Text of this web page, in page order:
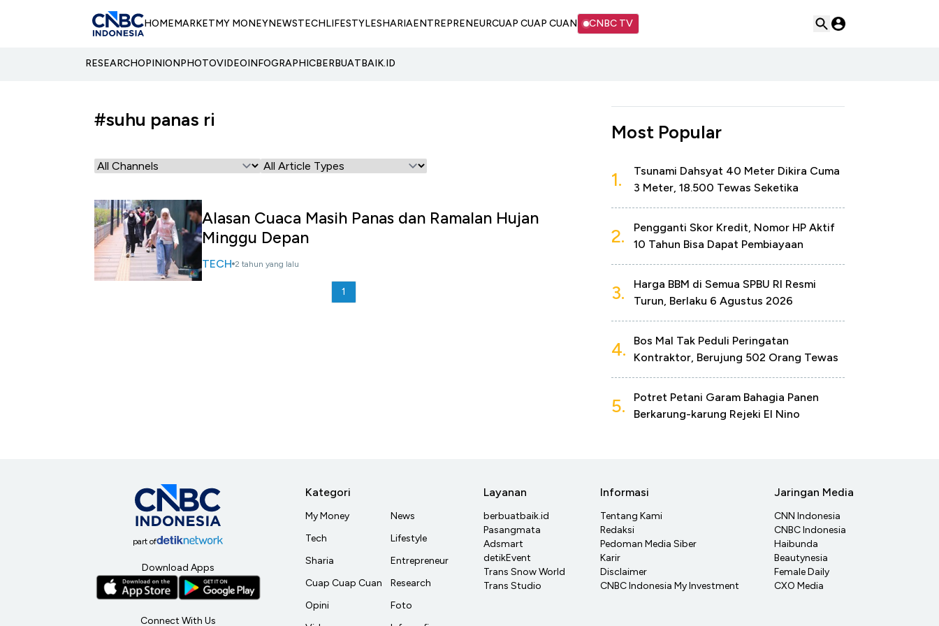
HOMEMARKETMY MONEYNEWSTECHLIFESTYLESHARIAENTREPRENEURCUAP CUAP CUAN CNBC TV
RESEARCHOPINIONPHOTOVIDEOINFOGRAPHICBERBUATBAIK.ID
#suhu panas ri
Alasan Cuaca Masih Panas dan Ramalan Hujan
Minggu Depan
TECH 2 tahun yang lalu
1
Most Popular
1.
Tsunami Dahsyat 40 Meter Dikira Cuma
3 Meter, 18.500 Tewas Seketika
2.
Pengganti Skor Kredit, Nomor HP Aktif
10 Tahun Bisa Dapat Pembiayaan
3.
Harga BBM di Semua SPBU RI Resmi
Turun, Berlaku 6 Agustus 2026
4.
Bos Mal Tak Peduli Peringatan
Kontraktor, Berujung 502 Orang Tewas
5.
Potret Petani Garam Bahagia Panen
Berkarung-karung Rejeki El Nino
part of
Download Apps
Connect With Us
Kategori
My Money
Tech
Sharia
Cuap Cuap Cuan
Opini
News
Lifestyle
Entrepreneur
Research
Foto
Layanan
berbuatbaik.id
Pasangmata
Adsmart
detikEvent
Trans Snow World
Trans Studio
Informasi
Tentang Kami
Redaksi
Pedoman Media Siber
Karir
Disclaimer
CNBC Indonesia My Investment
Jaringan Media
CNN Indonesia
CNBC Indonesia
Haibunda
Beautynesia
Female Daily
CXO Media